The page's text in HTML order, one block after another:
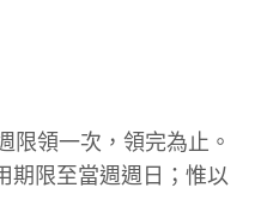
限領一次，領完為止。
期限至當週週日；惟以